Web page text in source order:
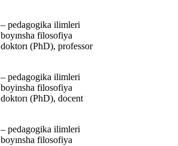
‒ pedagogika ilimleri
boyınsha filosofiya
doktorı (PhD), professor
‒ pedagogika ilimleri
boyinsha filosofiya
doktorı (PhD), docent
‒ pedagogika ilimleri
boyınsha filosofiya